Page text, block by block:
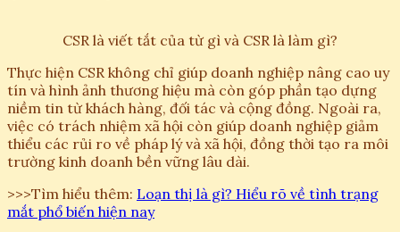
CSR là viết tắt của từ gì và CSR là làm gì?
Thực hiện CSR không chỉ giúp doanh nghiệp nâng cao uy
tín và hình ảnh thương hiệu mà còn góp phần tạo dựng
niềm tin từ khách hàng, đối tác và cộng đồng. Ngoài ra,
việc có trách nhiệm xã hội còn giúp doanh nghiệp giảm
thiểu các rủi ro về pháp lý và xã hội, đồng thời tạo ra môi
trường kinh doanh bền vững lâu dài.
>>>Tìm hiểu thêm: Loạn thị là gì? Hiểu rõ về tình trạng
mắt phổ biến hiện nay